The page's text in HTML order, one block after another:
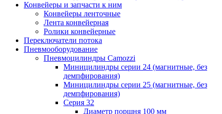
Конвейеры и запчасти к ним
Конвейеры ленточные
Лента конвейерная
Ролики конвейерные
Переключатели потока
Пневмооборудование
Пневмоцилиндры Camozzi
Миницилиндры серии 24 (магнитные, без
демпфирования)
Миницилиндры серии 25 (магнитные, без
демпфирования)
Серия 32
Диаметр поршня 100 мм